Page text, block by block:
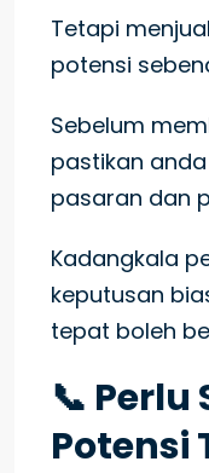
Tetapi
potensi
Sebelum
pastikan
pasaran dan
Kadangkala
keputusan
tepat boleh
📞
Potensi